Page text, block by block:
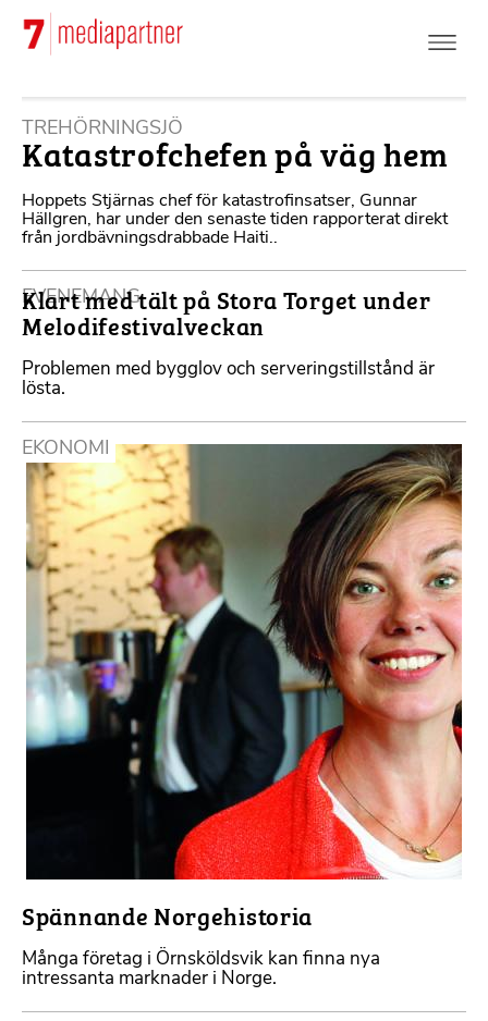
Hoppa
huvudinnehåll
TREHÖRNINGSJÖ
Katastrofchefen på väg hem
Hoppets Stjärnas chef för katastrofinsatser, Gunnar
Hällgren, har under den senaste tiden rapporterat direkt
från jordbävningsdrabbade Haiti..
EVENEMANG
Klart med tält på Stora Torget under
Melodifestivalveckan
Problemen med bygglov och serveringstillstånd är
lösta.
EKONOMI
Spännande Norgehistoria
Många företag i Örnsköldsvik kan finna nya
intressanta marknader i Norge.